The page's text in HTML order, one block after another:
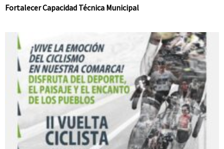
Fortalecer Capacidad Técnica Municipal